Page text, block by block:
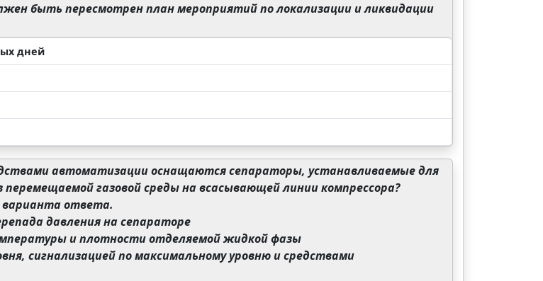
быть пересмотрен план мероприятий по локализации и ликвидации
дней
автоматизации оснащаются сепараторы, устанавливаемые для
газовой среды на всасывающей линии компрессора?
ответа.
давления на сепараторе
и плотности отделяемой жидкой фазы
сигнализацией по максимальному уровню и средствами